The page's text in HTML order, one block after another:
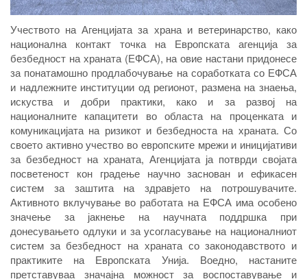
Учеството на Агенцијата за храна и ветеринарство, како
национална контакт точка на Европската агенција за
безбедност на храната (ЕФСА), на овие настани придонесе
за понатамошно продлабочување на соработката со ЕФСА
и надлежните институции од регионот, размена на знаења,
искуства и добри практики, како и за развој на
националните капацитети во областа на проценката и
комуникацијата на ризикот и безбедноста на храната. Со
своето активно учество во европските мрежи и иницијативи
за безбедност на храната, Агенцијата ја потврди својата
посветеност кон градење научно заснован и ефикасен
систем за заштита на здравјето на потрошувачите.
Активното вклучување во работата на ЕФСА има особено
значење за јакнење на научната поддршка при
донесувањето одлуки и за усогласување на националниот
систем за безбедност на храната со законодавството и
практиките на Европската Унија. Воедно, настаните
претставуваа значајна можност за воспоставување и